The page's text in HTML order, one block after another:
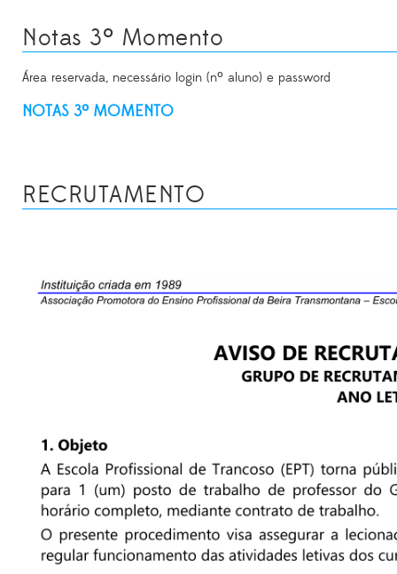
Notas 3º Momento
Área reservada, necessário login (nº aluno) e password
NOTAS 3º MOMENTO
RECRUTAMENTO